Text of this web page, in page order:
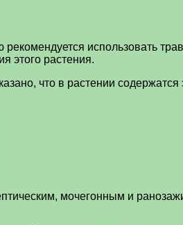
использовать
этого растения.
что в растении
мочегонным и